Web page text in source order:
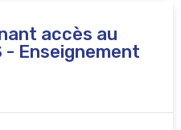
accès au
- Enseignement